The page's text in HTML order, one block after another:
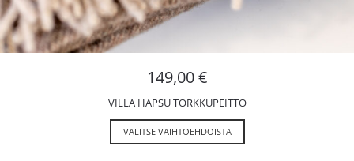
149,00€
VILLA HAPSU TORKKUPEITTO
VALITSE VAIHTOEHDOISTA